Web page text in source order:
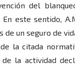
del
este sentido,
un seguro de
la citada
la actividad